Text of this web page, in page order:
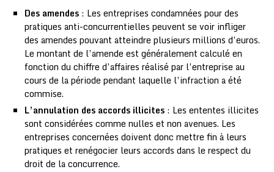
Des amendes : Les entreprises condamnées pour des
pratiques anti-concurrentielles peuvent se voir infliger
des amendes pouvant atteindre plusieurs millions d’euros.
Le montant de l’amende est généralement calculé en
fonction du chiffre d’affaires réalisé par l’entreprise au
cours de la période pendant laquelle l’infraction a été
commise.
L’annulation des accords illicites : Les ententes illicites
sont considérées comme nulles et non avenues. Les
entreprises concernées doivent donc mettre fin à leurs
pratiques et renégocier leurs accords dans le respect du
droit de la concurrence.